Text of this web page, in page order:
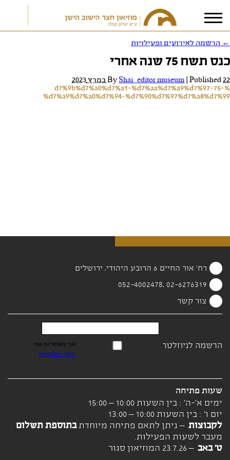
אני מאשר/ת אתתנאי הפרטיות
← הרשמה לאירועים ופעילויות
כנס תשח 75 שנה אחרי
By Shai_editor museum Published22 במרץ 2023
%d7%9b%d7%a0%d7%a1-%d7%aa%d7%a9%d7%97-75-
%d7%a9%d7%a0%d7%94-%d7%90%d7%97%d7%a8%d7%99
רח' אור החיים 6 הרובע היהודי, ירושלים
02-6276319 ,052-4002478
צור קשר
הרשמה לניוזלטר
אני מאשר/ת את
תנאי הפרטיות
שעות פתיחה
ימים א'-ה' : בין השעות 10:00 – 15:00
יום ו' : בין השעות 10:00 – 13:00
לקבוצות – ניתן לתאם פתיחה מיוחדתבתוספת תשלום
מעבר לשעות הפעילות.
ט' באב– 23.7.26 המוזיאון סגור